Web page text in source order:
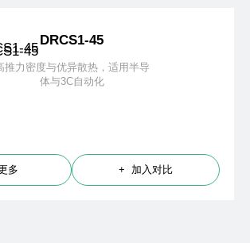
DRCS1-45
推力密度与优异散热，适用半导
体与3C自动化
多 + 加入对比